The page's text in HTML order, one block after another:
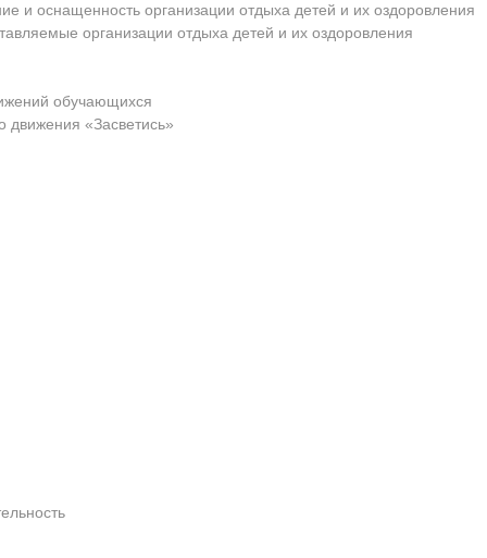
и оснащенность организации отдыха детей и их оздоровления
организации отдыха детей и их оздоровления
обучающихся
движения «Засветись»